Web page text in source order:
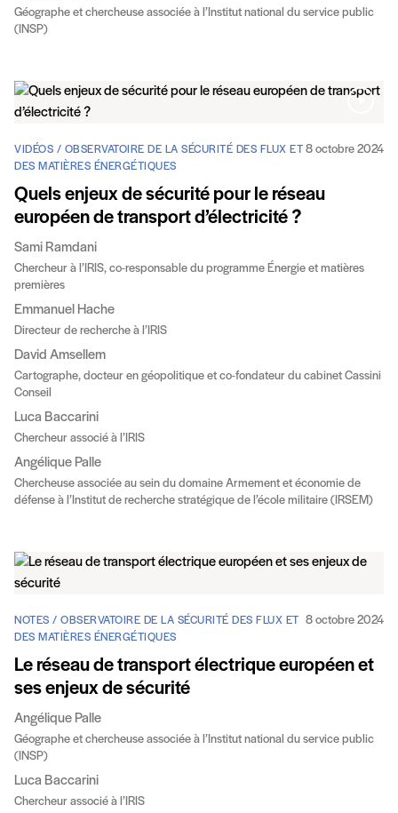
Géographe et chercheuse associée à l’Institut national du service public
(INSP)
VIDÉOS / OBSERVATOIRE DE LA SÉCURITÉ DES FLUX ET
DES MATIÈRES ÉNERGÉTIQUES
8 octobre 2024
Quels enjeux de sécurité pour le réseau
européen de transport d’électricité ?
Sami Ramdani
Chercheur à l’IRIS, co-responsable du programme Énergie et matières
premières
Emmanuel Hache
Directeur de recherche à l’IRIS
David Amsellem
Cartographe, docteur en géopolitique et co-fondateur du cabinet Cassini
Conseil
Luca Baccarini
Chercheur associé à l’IRIS
Angélique Palle
Chercheuse associée au sein du domaine Armement et économie de
défense à l’Institut de recherche stratégique de l’école militaire (IRSEM)
NOTES / OBSERVATOIRE DE LA SÉCURITÉ DES FLUX ET
DES MATIÈRES ÉNERGÉTIQUES
8 octobre 2024
Le réseau de transport électrique européen et
ses enjeux de sécurité
Angélique Palle
Géographe et chercheuse associée à l’Institut national du service public
(INSP)
Luca Baccarini
Chercheur associé à l’IRIS